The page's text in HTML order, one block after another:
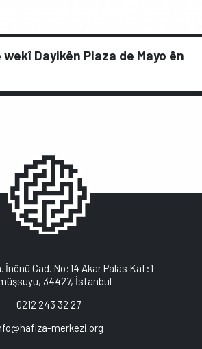
wekî Dayikên Plaza de Mayo ên
İnönü Cad. No:14 Akar Palas Kat:1
34427, İstanbul
0212 243 32 27
merkezi.org